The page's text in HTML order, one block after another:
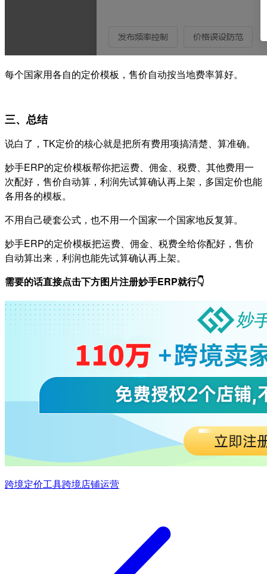
每个国家用各自的定价模板，售价自动按当地费率算好。
三、总结
说白了，TK定价的核心就是把所有费用项搞清楚、算准确。
妙手ERP的定价模板帮你把运费、佣金、税费、其他费用一
次配好，售价自动算，利润先试算确认再上架，多国定价也能
各用各的模板。
不用自己硬套公式，也不用一个国家一个国家地反复算。
妙手ERP的定价模板把运费、佣金、税费全给你配好，售价
自动算出来，利润也能先试算确认再上架。
需要的话直接点击下方图片注册妙手ERP就行👇
跨境定价工具跨境店铺运营